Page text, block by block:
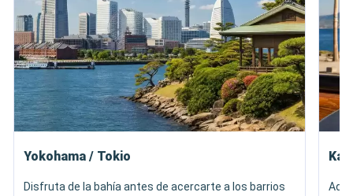
Yokohama / Tokio
Disfruta de la bahía antes de acercarte a los barrios